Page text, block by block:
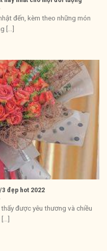
đến, kèm theo những món
[...]
đẹp hot 2022
được yêu thương và chiều